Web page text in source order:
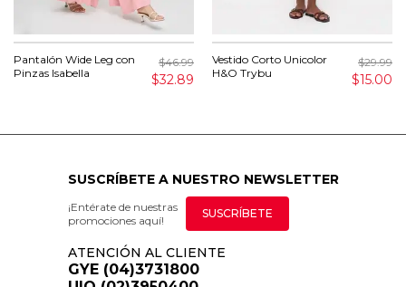
Pantalón Wide Leg con
Pinzas Isabella
$46.99
$32.89
Vestido Corto Unicolor
H&O Trybu
$29.99
$15.00
SUSCRÍBETE A NUESTRO NEWSLETTER
¡Entérate de nuestras
promociones aquí!
SUSCRÍBETE
ATENCIÓN AL CLIENTE
GYE (04)3731800